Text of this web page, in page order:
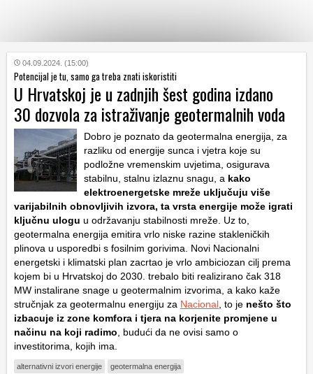
KATEGORIJE
HRVATSKI
WEB
04.09.2024. (15:00)
Potencijal je tu, samo ga treba znati iskoristiti
U Hrvatskoj je u zadnjih šest godina izdano
30 dozvola za istraživanje geotermalnih voda
Dobro je poznato da geotermalna energija, za
razliku od energije sunca i vjetra koje su
podložne vremenskim uvjetima, osigurava
stabilnu, stalnu izlaznu snagu, a kako
elektroenergetske mreže uključuju više
varijabilnih obnovljivih izvora, ta vrsta energije može igrati
ključnu ulogu u održavanju stabilnosti mreže. Uz to,
geotermalna energija emitira vrlo niske razine stakleničkih
plinova u usporedbi s fosilnim gorivima. Novi Nacionalni
energetski i klimatski plan zacrtao je vrlo ambiciozan cilj prema
kojem bi u Hrvatskoj do 2030. trebalo biti realizirano čak 318
MW instalirane snage u geotermalnim izvorima, a kako kaže
stručnjak za geotermalnu energiju za Nacional , to je nešto što
izbacuje iz zone komfora i tjera na korjenite promjene u
načinu na koji radimo , budući da ne ovisi samo o
investitorima, kojih ima.
alternativni izvori energije geotermalna energija